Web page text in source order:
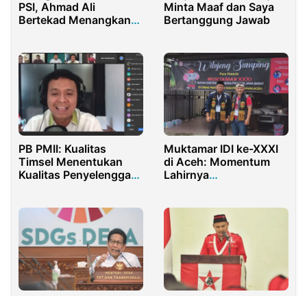
PSI, Ahmad Ali
Bertekad Menangkan
Minta Maaf dan Saya
Bertanggung Jawab
PB PMII: Kualitas
Timsel Menentukan
Kualitas Penyelenggara
Muktamar IDI ke-XXXI
di Aceh: Momentum
Lahirnya